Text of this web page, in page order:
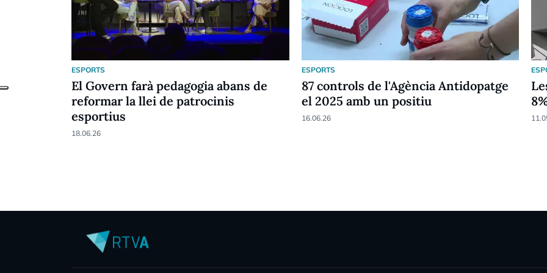
ESPORTS
El Govern farà pedagogia abans de
reformar la llei de patrocinis
esportius
18.06.26
ESPORTS
87 controls de l'Agència Antidopatge
el 2025 amb un positiu
16.06.26